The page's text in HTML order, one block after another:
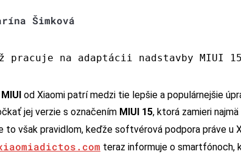
Šimková
pracuje na adaptácii nadstavby MIUI
od Xiaomi patrí medzi tie lepšie a populárnejšie
jej verzie s označením MIUI 15, ktorá zamieri
to však pravidlom, keďže softvérová podpora práve u
teraz informuje o smartfónoch,